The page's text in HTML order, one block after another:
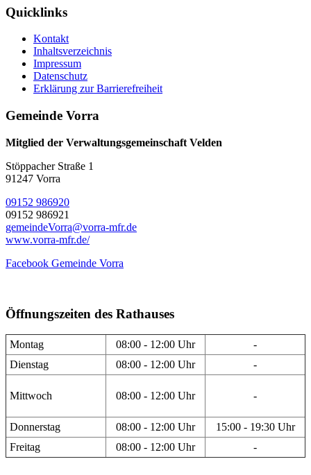
Quicklinks
Kontakt
Inhaltsverzeichnis
Impressum
Datenschutz
Erklärung zur Barrierefreiheit
Gemeinde Vorra
Mitglied der Verwaltungsgemeinschaft Velden
Stöppacher Straße 1
91247 Vorra
09152 986920
09152 986921
gemeindeVorra@vorra-mfr.de
www.vorra-mfr.de/
Facebook Gemeinde Vorra
Öffnungszeiten des Rathauses
Montag 08:00 - 12:00 Uhr
-
Dienstag
08:00 - 12:00 Uhr -
Mittwoch 08:00 - 12:00 Uhr -
Donnerstag 08:00 - 12:00 Uhr
15:00 - 19:30 Uhr
Freitag
08:00 - 12:00 Uhr -